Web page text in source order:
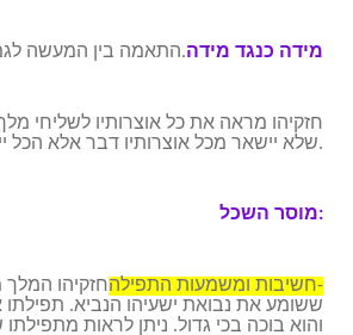
מידה כנגד מידה– התאמה בין המעשה לגמול הניתן לו.
חזקיהו מראה את כל אוצרותיו לשליחי
שלא יישאר מכל אוצרותיו דבר אלא הכל יילקח למלך בבל.
מוסר השכל:
חשיבות ומשמעות התפילה-
והוא בוכה בכי גדול. ניתן לראות